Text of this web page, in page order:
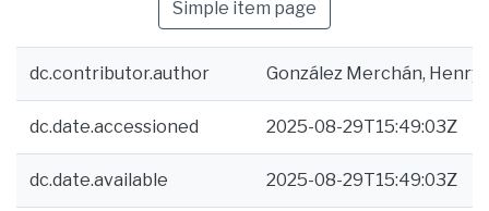
Simple item page
dc.contributor.author González Merchán, Henry
dc.date.accessioned 2025-08-29T15:49:03Z
dc.date.available 2025-08-29T15:49:03Z